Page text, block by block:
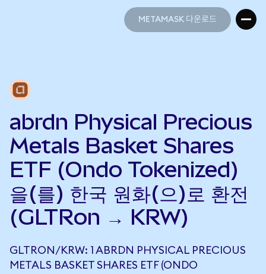
METAMASK 다운로드
abrdn Physical Precious
Metals Basket Shares
ETF (Ondo Tokenized)
을(를) 한국 원화(으)로 환전
(GLTRon → KRW)
GLTRON/KRW: 1 ABRDN PHYSICAL PRECIOUS
METALS BASKET SHARES ETF (ONDO